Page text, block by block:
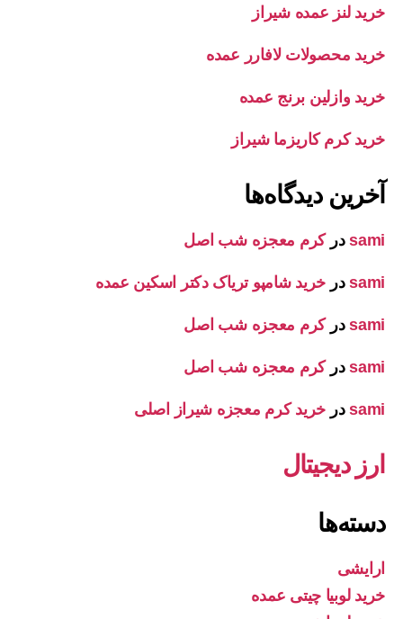
خرید لنز عمده شیراز
خرید محصولات لافارر عمده
خرید وازلین برنج عمده
خرید کرم کاریزما شیراز
آخرین دیدگاه‌ها
samiدرکرم معجزه شب اصل
samiدر خرید شامپو تریاک دکتر اسکین عمده
samiدرکرم معجزه شب اصل
samiدرکرم معجزه شب اصل
samiدر خرید کرم معجزه شیراز اصلی
ارز دیجیتال
دسته‌ها
ارایشی
خرید لوبیا چیتی عمده